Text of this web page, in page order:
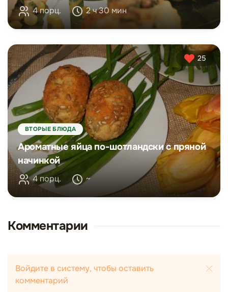
4 порц. 2 ч 30 мин
25
ВТОРЫЕ БЛЮДА
Ароматные яйца по-шотландски с пряной
начинкой
4 порц. ~
Комментарии
Войдите в систему, чтобы оставить
комментарий